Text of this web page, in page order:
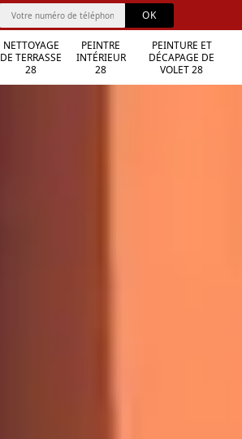
NETTOYAGE
DE TERRASSE
28
PEINTRE
INTÉRIEUR
28
PEINTURE ET
DÉCAPAGE DE
VOLET 28